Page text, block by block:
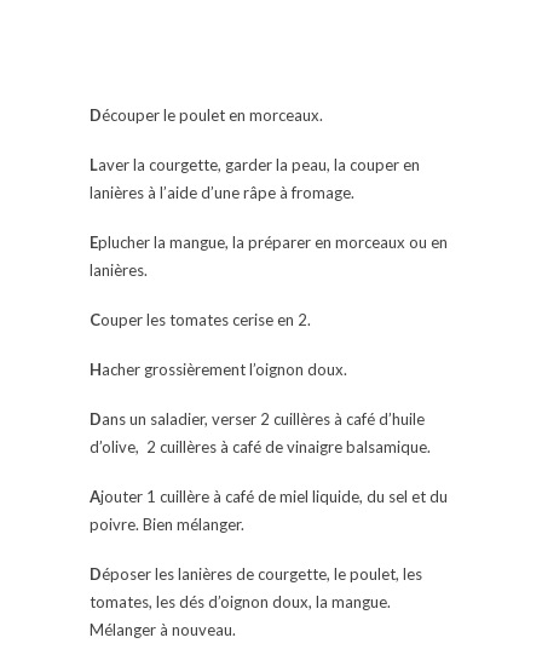
Découper le poulet en morceaux.
Laver la courgette, garder la peau, la couper en
lanières à l’aide d’une râpe à fromage.
Eplucher la mangue, la préparer en morceaux ou en
lanières.
Couper les tomates cerise en 2.
Hacher grossièrement l’oignon doux.
Dans un saladier, verser 2 cuillères à café d’huile
d’olive, 2 cuillères à café de vinaigre balsamique.
Ajouter 1 cuillère à café de miel liquide, du sel et du
poivre. Bien mélanger.
Déposer les lanières de courgette, le poulet, les
tomates, les dés d’oignon doux, la mangue.
Mélanger à nouveau.